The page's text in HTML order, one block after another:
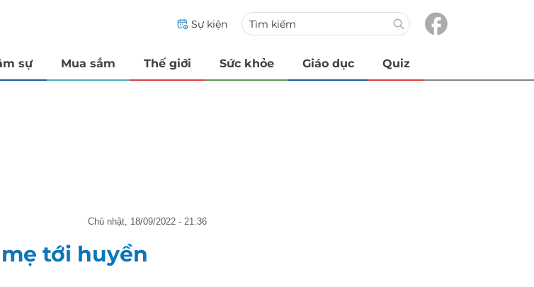
Sự kiện
sự Mua sắm Thế giới Sức khỏe Giáo dục Quiz
chủ nhật, 18/09/2022 - 21:36
tới huyền